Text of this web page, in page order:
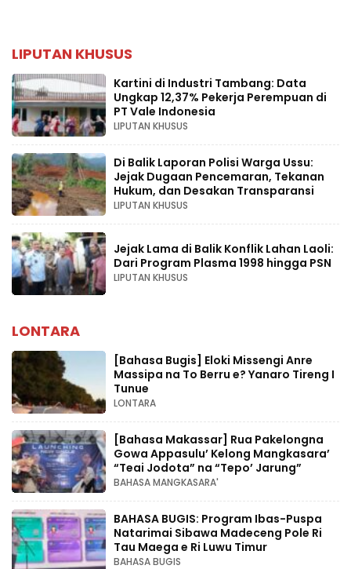
LIPUTAN KHUSUS
Kartini di Industri Tambang: Data
Ungkap 12,37% Pekerja Perempuan di
PT Vale Indonesia
LIPUTAN KHUSUS
Di Balik Laporan Polisi Warga Ussu:
Jejak Dugaan Pencemaran, Tekanan
Hukum, dan Desakan Transparansi
LIPUTAN KHUSUS
Jejak Lama di Balik Konflik Lahan Laoli:
Dari Program Plasma 1998 hingga PSN
LIPUTAN KHUSUS
LONTARA
[Bahasa Bugis] ‎Eloki Missengi Anre
Massipa na To Berru e? Yanaro Tireng I
Tunue
LONTARA
[Bahasa Makassar] Rua Pakelongna
Gowa Appasulu’ Kelong Mangkasara’
“Teai Jodota” na “Tepo’ Jarung”
BAHASA MANGKASARA'
BAHASA BUGIS: Program Ibas-Puspa
Natarimai Sibawa Madeceng Pole Ri
Tau Maega e Ri Luwu Timur
BAHASA BUGIS